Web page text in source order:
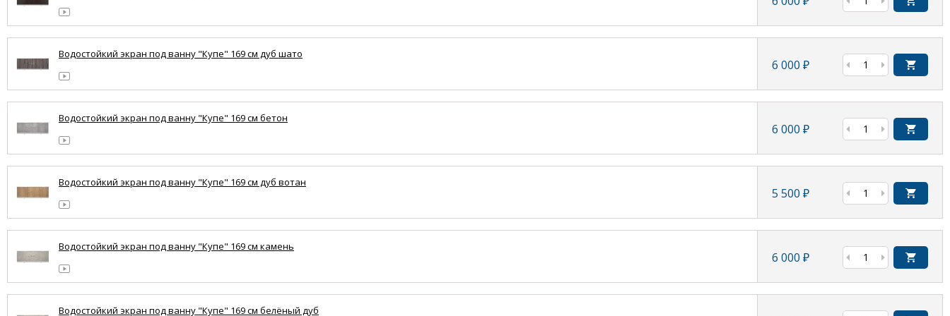
Водостойкий экран под ванну "Купе" 169 см дуб шато
6 000 ₽
Водостойкий экран под ванну "Купе" 169 см бетон
6 000 ₽
Водостойкий экран под ванну "Купе" 169 см дуб вотан
5 500 ₽
Водостойкий экран под ванну "Купе" 169 см камень
6 000 ₽
Водостойкий экран под ванну "Купе" 169 см белёный дуб